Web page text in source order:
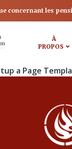
concernant les
À
PROPOS
a Page